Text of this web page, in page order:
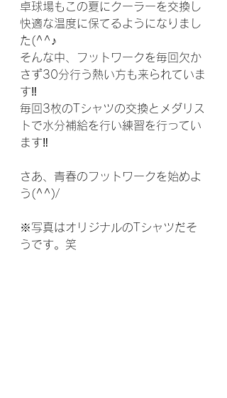
卓球場もこの夏にクーラーを交換し
快適な温度に保てるようになりまし
た(^^♪
そんな中、フットワークを毎回欠か
さず30分行う熱い方も来られていま
す‼
毎回3枚のTシャツの交換とメダリス
トで水分補給を行い練習を行ってい
ます‼
さあ、青春のフットワークを始めよ
う(^^)/
※写真はオリジナルのTシャツだそ
うです。笑